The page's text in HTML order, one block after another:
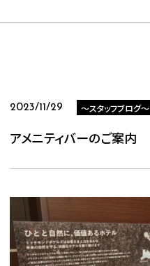
2023/11/29 ～スタッフブログ～
アメニティバーのご案内